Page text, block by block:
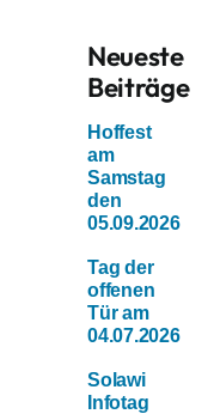
Neueste
Beiträge
Hoffest
am
Samstag
den
05.09.2026
Tag der
offenen
Tür am
04.07.2026
Solawi
Infotag